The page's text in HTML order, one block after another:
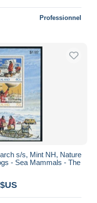
Professionnel
s/s, Mint NH, Nature
- Sea Mammals - The